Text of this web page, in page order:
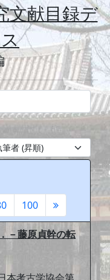
文献目録デ
100
－藤原貞幹の転